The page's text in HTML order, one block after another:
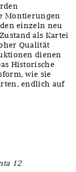
Montierungen
einzeln neu
als Kartei
Qualität
dienen
Historische
wie sie
endlich auf
12